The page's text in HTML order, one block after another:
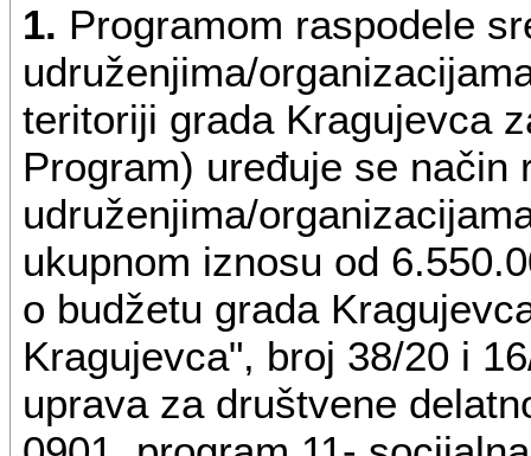
1. Programom raspodele
udruženjima/
teritoriji grada Kragujevca
Program) uređuje se način
udruženjima/
ukupnom iznosu od
o budžetu grada
Kragujevca", broj 38/20 i
uprava za društvene